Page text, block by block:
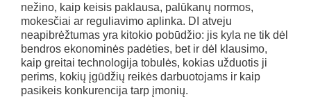
nežino, kaip keisis paklausa, palūkanų normos,
mokesčiai ar reguliavimo aplinka. DI atveju
neapibrėžtumas yra kitokio pobūdžio: jis kyla ne tik dėl
bendros ekonominės padėties, bet ir dėl klausimo,
kaip greitai technologija tobulės, kokias užduotis ji
perims, kokių įgūdžių reikės darbuotojams ir kaip
pasikeis konkurencija tarp įmonių.